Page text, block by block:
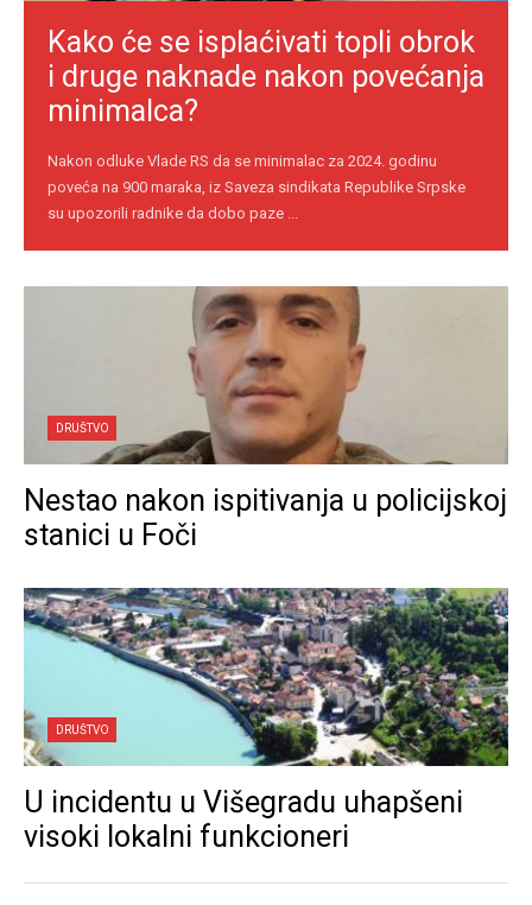
Kako će se isplaćivati topli obrok
i druge naknade nakon povećanja
minimalca?
Nakon odluke Vlade RS da se minimalac za 2024. godinu
poveća na 900 maraka, iz Saveza sindikata Republike Srpske
su upozorili radnike da dobo paze ...
DRUŠTVO
Nestao nakon ispitivanja u policijskoj
stanici u Foči
DRUŠTVO
U incidentu u Višegradu uhapšeni
visoki lokalni funkcioneri